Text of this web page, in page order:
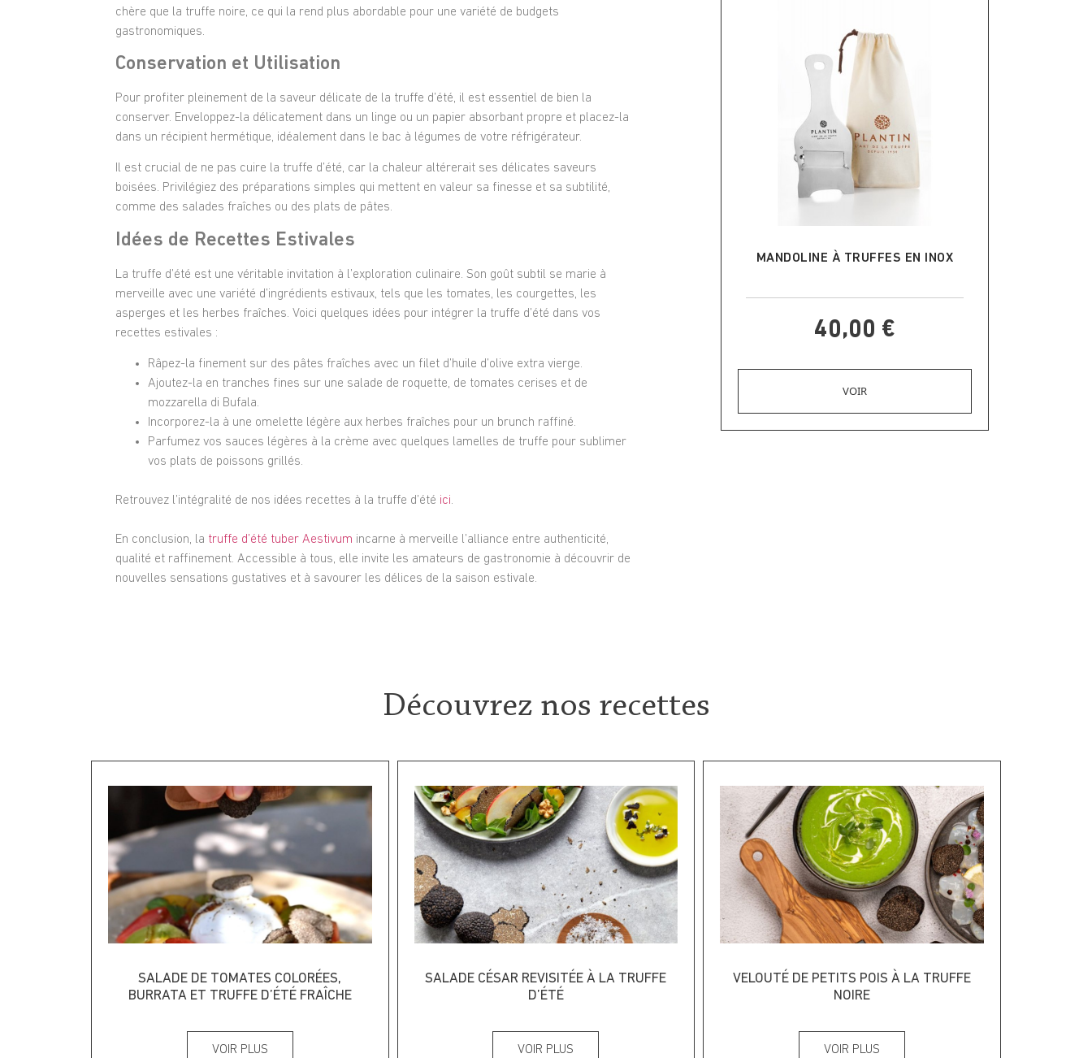
chère que la truffe noire, ce qui la rend plus abordable pour une variété de budgets
gastronomiques.
Conservation et Utilisation
Pour profiter pleinement de la saveur délicate de la truffe d’été, il est essentiel de bien la
conserver. Enveloppez-la délicatement dans un linge ou un papier absorbant propre et placez-la
dans un récipient hermétique, idéalement dans le bac à légumes de votre réfrigérateur.
Il est crucial de ne pas cuire la truffe d’été, car la chaleur altérerait ses délicates saveurs
boisées. Privilégiez des préparations simples qui mettent en valeur sa finesse et sa subtilité,
comme des salades fraîches ou des plats de pâtes.
Idées de Recettes Estivales
La truffe d’été est une véritable invitation à l’exploration culinaire. Son goût subtil se marie à
merveille avec une variété d’ingrédients estivaux, tels que les tomates, les courgettes, les
asperges et les herbes fraîches. Voici quelques idées pour intégrer la truffe d’été dans vos
recettes estivales :
Râpez-la finement sur des pâtes fraîches avec un filet d’huile d’olive extra vierge.
Ajoutez-la en tranches fines sur une salade de roquette, de tomates cerises et de
mozzarella di Bufala.
Incorporez-la à une omelette légère aux herbes fraîches pour un brunch raffiné.
Parfumez vos sauces légères à la crème avec quelques lamelles de truffe pour sublimer
vos plats de poissons grillés.
Retrouvez l’intégralité de nos idées recettes à la truffe d’été ici.
En conclusion, la truffe d’été tuber Aestivum incarne à merveille l’alliance entre authenticité,
qualité et raffinement. Accessible à tous, elle invite les amateurs de gastronomie à découvrir de
nouvelles sensations gustatives et à savourer les délices de la saison estivale.
MANDOLINE À TRUFFES EN INOX
40,00 €
Découvrez nos recettes
SALADE DE TOMATES COLORÉES,
BURRATA ET TRUFFE D’ÉTÉ FRAÎCHE
VOIR PLUS
SALADE CÉSAR REVISITÉE À LA TRUFFE
D’ÉTÉ
VOIR PLUS
VELOUTÉ DE PETITS POIS À LA TRUFFE
NOIRE
VOIR PLUS